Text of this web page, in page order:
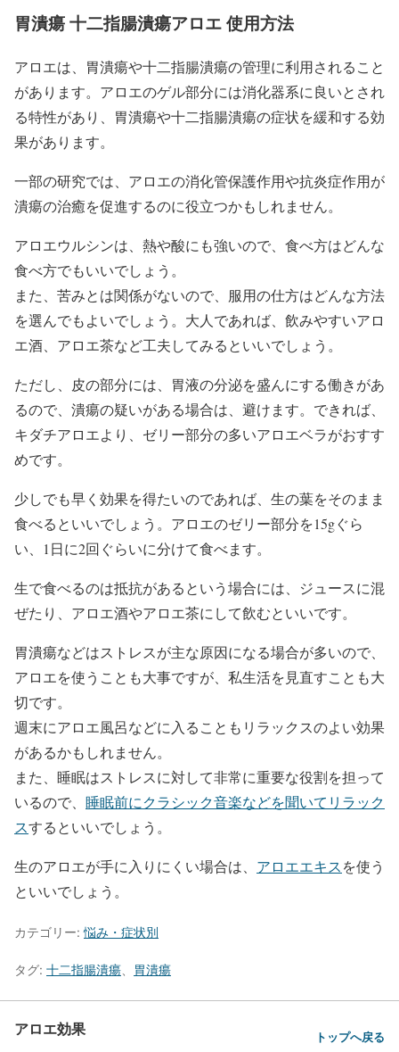
胃潰瘍 十二指腸潰瘍アロエ 使用方法
アロエは、胃潰瘍や十二指腸潰瘍の管理に利用されること
があります。アロエのゲル部分には消化器系に良いとされ
る特性があり、胃潰瘍や十二指腸潰瘍の症状を緩和する効
果があります。
一部の研究では、アロエの消化管保護作用や抗炎症作用が
潰瘍の治癒を促進するのに役立つかもしれません。
アロエウルシンは、熱や酸にも強いので、食べ方はどんな
食べ方でもいいでしょう。
また、苦みとは関係がないので、服用の仕方はどんな方法
を選んでもよいでしょう。大人であれば、飲みやすいアロ
エ酒、アロエ茶など工夫してみるといいでしょう。
ただし、皮の部分には、胃液の分泌を盛んにする働きがあ
るので、潰瘍の疑いがある場合は、避けます。できれば、
キダチアロエより、ゼリー部分の多いアロエベラがおすす
めです。
少しでも早く効果を得たいのであれば、生の葉をそのまま
食べるといいでしょう。アロエのゼリー部分を15gぐら
い、1日に2回ぐらいに分けて食べます。
生で食べるのは抵抗があるという場合には、ジュースに混
ぜたり、アロエ酒やアロエ茶にして飲むといいです。
胃潰瘍などはストレスが主な原因になる場合が多いので、
アロエを使うことも大事ですが、私生活を見直すことも大
切です。
週末にアロエ風呂などに入ることもリラックスのよい効果
があるかもしれません。
また、睡眠はストレスに対して非常に重要な役割を担って
いるので、 睡眠前にクラシック音楽などを聞いてリラック
スするといいでしょう。
生のアロエが手に入りにくい場合は、 アロエエキスを使う
といいでしょう。
カテゴリー:悩み・症状別
タグ: 十二指腸潰瘍 胃潰瘍
アロエ効果 トップへ戻る